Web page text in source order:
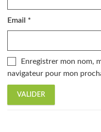
Email *
Enregistrer mon nom,
navigateur pour mon